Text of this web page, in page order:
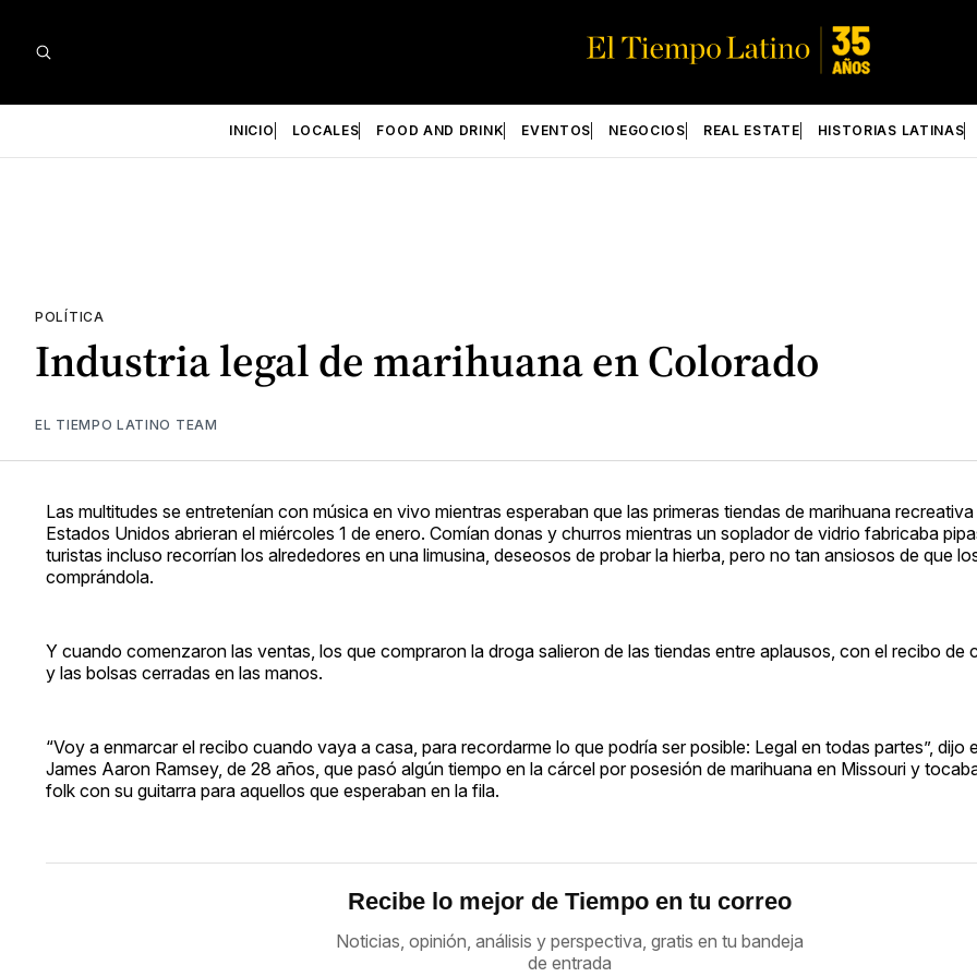
INICIO LOCALES FOOD AND DRINK EVENTOS NEGOCIOS REAL ESTATE HISTORIAS LATINAS
POLÍTICA
Industria legal de marihuana en Colorado
EL TIEMPO LATINO TEAM
Las multitudes se entretenían con música en vivo mientras esperaban que las primeras tiendas de marihuana
Estados Unidos abrieran el miércoles 1 de enero. Comían donas y churros mientras un soplador de vidrio fabricaba
turistas incluso recorrían los alrededores en una limusina, deseosos de probar la hierba, pero no tan ansiosos de que
comprándola.
Y cuando comenzaron las ventas, los que compraron la droga salieron de las tiendas entre aplausos, con el recibo de
y las bolsas cerradas en las manos.
“Voy a enmarcar el recibo cuando vaya a casa, para recordarme lo que podría ser posible: Legal en todas partes”, dijo
James Aaron Ramsey, de 28 años, que pasó algún tiempo en la cárcel por posesión de marihuana en Missouri y
folk con su guitarra para aquellos que esperaban en la fila.
Recibe lo mejor de Tiempo en tu correo
Noticias, opinión, análisis y perspectiva, gratis en tu bandeja
de entrada